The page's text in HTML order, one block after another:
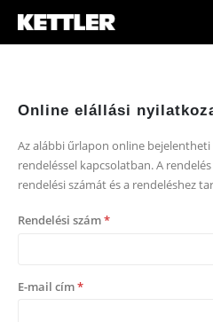
Online elállási
Az alábbi űrlapon online
rendeléssel kapcsolatban. A
rendelési számát és a rendeléshez
Rendelési szám*
E-mail cím*